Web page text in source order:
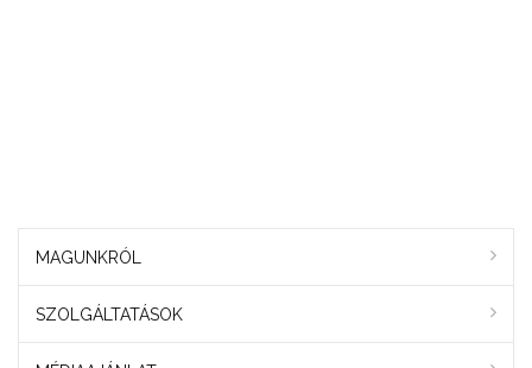
MAGUNKRÓL
SZOLGÁLTATÁSOK